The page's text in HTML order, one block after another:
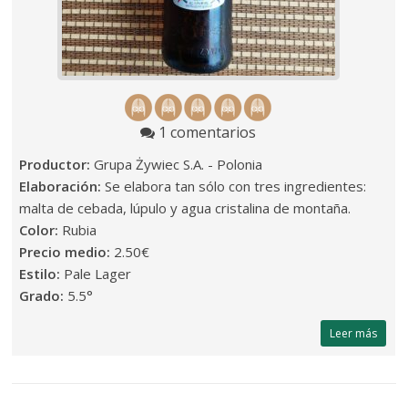
1 comentarios
Productor: Grupa Żywiec S.A. - Polonia
Elaboración: Se elabora tan sólo con tres ingredientes:
malta de cebada, lúpulo y agua cristalina de montaña.
Color: Rubia
Precio medio: 2.50€
Estilo: Pale Lager
Grado: 5.5°
Leer más